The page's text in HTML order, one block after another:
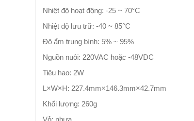
Nhiệt độ hoạt động: -25 ~ 70°C
Nhiệt độ lưu trữ: -40 ~ 85°C
Độ ẩm trung bình: 5% ~ 95%
Nguồn nuôi: 220VAC hoặc -48VDC
Tiêu hao: 2W
L×W×H: 227.4mm×146.3mm×42.7mm
Khối lượng: 260g